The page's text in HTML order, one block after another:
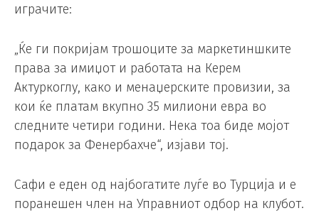
играчите:
„Ќе ги покријам трошоците за маркетиншките
права за имиџот и работата на Керем
Актуркоглу, како и менаџерските провизии, за
кои ќе платам вкупно 35 милиони евра во
следните четири години. Нека тоа биде мојот
подарок за Фенербахче“, изјави тој.
Сафи е еден од најбогатите луѓе во Турција и е
поранешен член на Управниот одбор на клубот.